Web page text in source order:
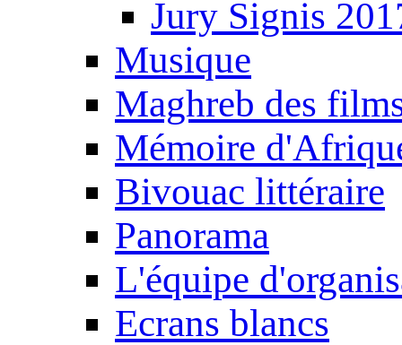
Jury Signis
Musique
Maghreb des
Mémoire
Bivouac littéraire
Panorama
L'équipe
Ecrans blancs